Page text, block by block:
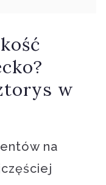
w
na